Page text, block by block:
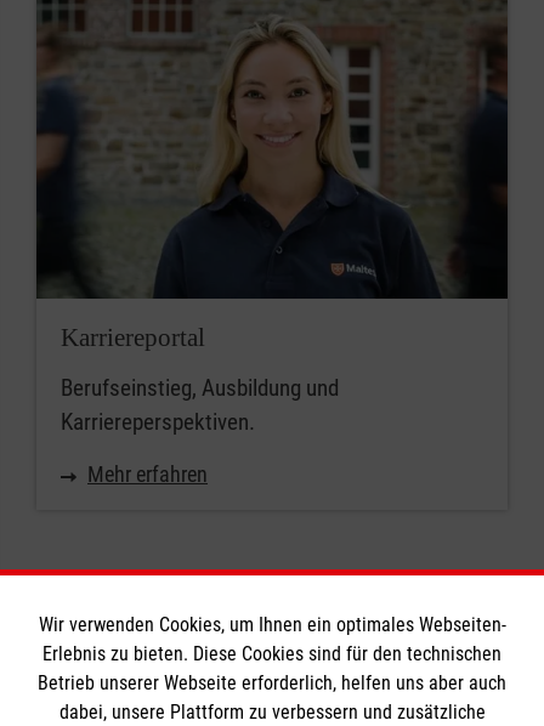
Karriereportal
Berufseinstieg, Ausbildung und
Karriereperspektiven.
Mehr erfahren
Informationen
Wir verwenden Cookies, um Ihnen ein optimales Webseiten-
Erlebnis zu bieten. Diese Cookies sind für den technischen
Betrieb unserer Webseite erforderlich, helfen uns aber auch
dabei, unsere Plattform zu verbessern und zusätzliche